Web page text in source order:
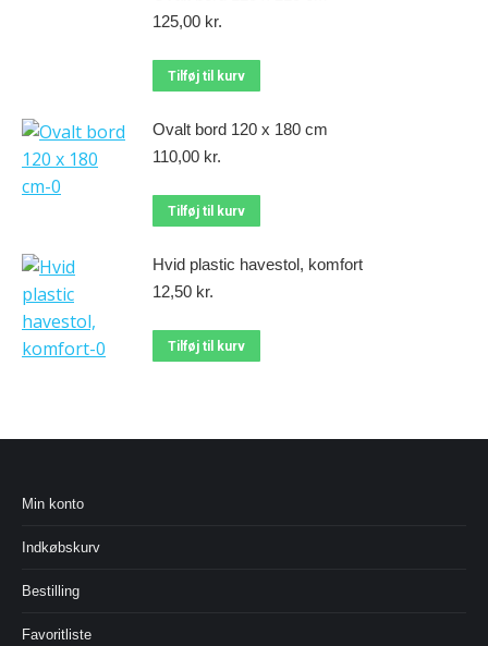
125,00 kr.
Tilføj til kurv
Ovalt bord 120 x 180 cm
110,00 kr.
Tilføj til kurv
Hvid plastic havestol, komfort
12,50 kr.
Tilføj til kurv
Min konto
Indkøbskurv
Bestilling
Favoritliste